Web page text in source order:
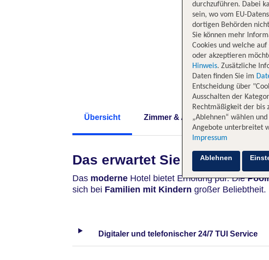
Übersicht Zimmer & Angebote
Das erwartet Sie
Das moderne Hotel bietet Erholung pur. Die
sich bei Familien mit Kindern großer Beliebtheit.
Digitaler und telefonischer 24/7 TUI Service
durchzuführen. Dabei
sein, wo vom EU-
dortigen Behörden
Sie können mehr
Cookies und welche
oder akzeptieren
Hinweis. Zusätzliche
Daten finden Sie im
Entscheidung über
Ausschalten der
Rechtmäßigkeit der bis
„Ablehnen“ wählen
Angebote unterbreitet
Impressum
Ablehnen